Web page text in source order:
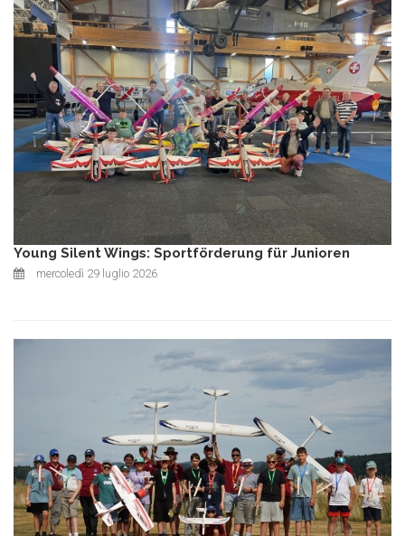
Young Silent Wings: Sportförderung für Junioren
mercoledì 29 luglio 2026